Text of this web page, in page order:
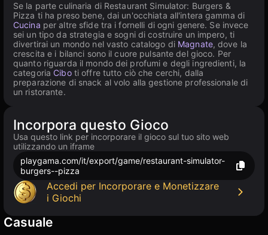
Se la parte culinaria di Restaurant Simulator: Burgers &
Pizza ti ha preso bene, dai un'occhiata all'intera gamma di
Cucina per altre sfide tra i fornelli di ogni genere. Se invece
sei un tipo da strategia e sogni di costruire un impero, ti
divertirai un mondo nel vasto catalogo di Magnate, dove la
crescita e i bilanci sono il cuore pulsante del gioco. Per
quanto riguarda il mondo dei profumi e degli ingredienti, la
categoria Ciboti offre tutto ciò che cerchi, dalla
preparazione di snack al volo alla gestione professionale di
un ristorante.
Incorpora questo Gioco
Usa questo link per incorporare il gioco sul tuo sito web
utilizzando un iframe
playgama.com/it/export/game/restaurant-simulator-
burgers--pizza
Accedi per Incorporare e Monetizzare
i Giochi
Casuale